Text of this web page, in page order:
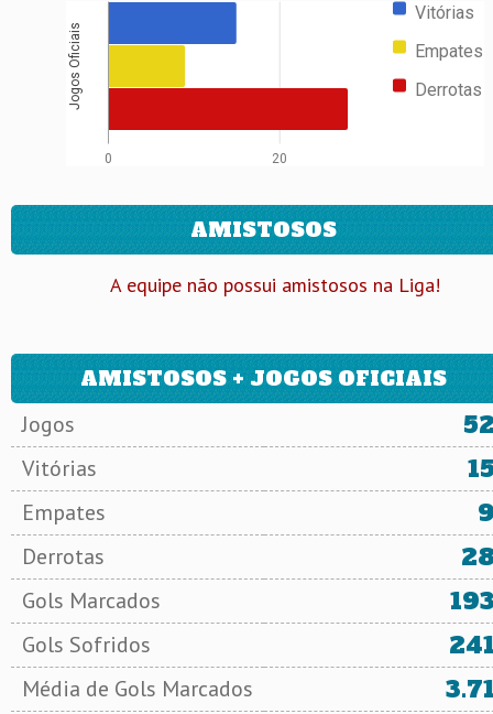
Vitórias
Empates
Derrotas
0 20
Jogos Oficiais
AMISTOSOS
A equipe não possui amistosos na Liga!
AMISTOSOS + JOGOS OFICIAIS
Jogos
Vitórias
Empates
Derrotas
Gols Marcados
Gols Sofridos
Média de Gols Marcados